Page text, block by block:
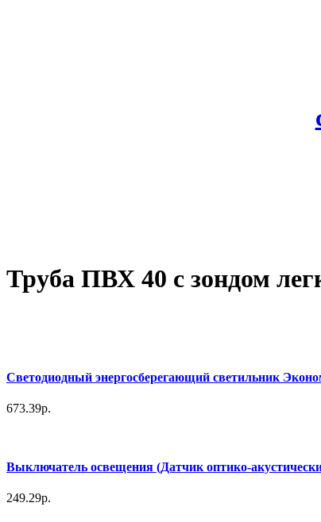
Труба ПВХ 40 с зондом
Светодиодный энергосберегающий светильник
673.39р.
Выключатель освещения (Датчик оптико-
249.29р.